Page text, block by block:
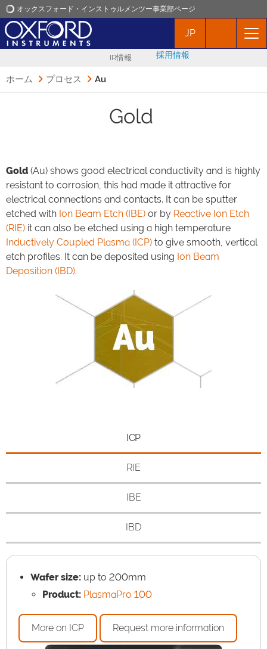
オックスフォード・インストゥルメンツー事業部ページ
オックスフォード・インストゥルメンツ
イベント
お問い合わせ
JP
IR情報 採用情報
ホーム プロセス Au
Gold
Gold (Au) shows good electrical conductivity and is highly
resistant to corrosion, this had made it attractive for
electrical connections and contacts. It can be sputter
etched with Ion Beam Etch (IBE) or by Reactive Ion Etch
(RIE) it can also be etched using a high temperature
Inductively Coupled Plasma (ICP) to give smooth, vertical
etch profiles. It can be deposited using Ion Beam
Deposition (IBD).
ICP
RIE
IBE
IBD
Wafer size: up to 200mm
Product: PlasmaPro 100
More on ICP Request more information